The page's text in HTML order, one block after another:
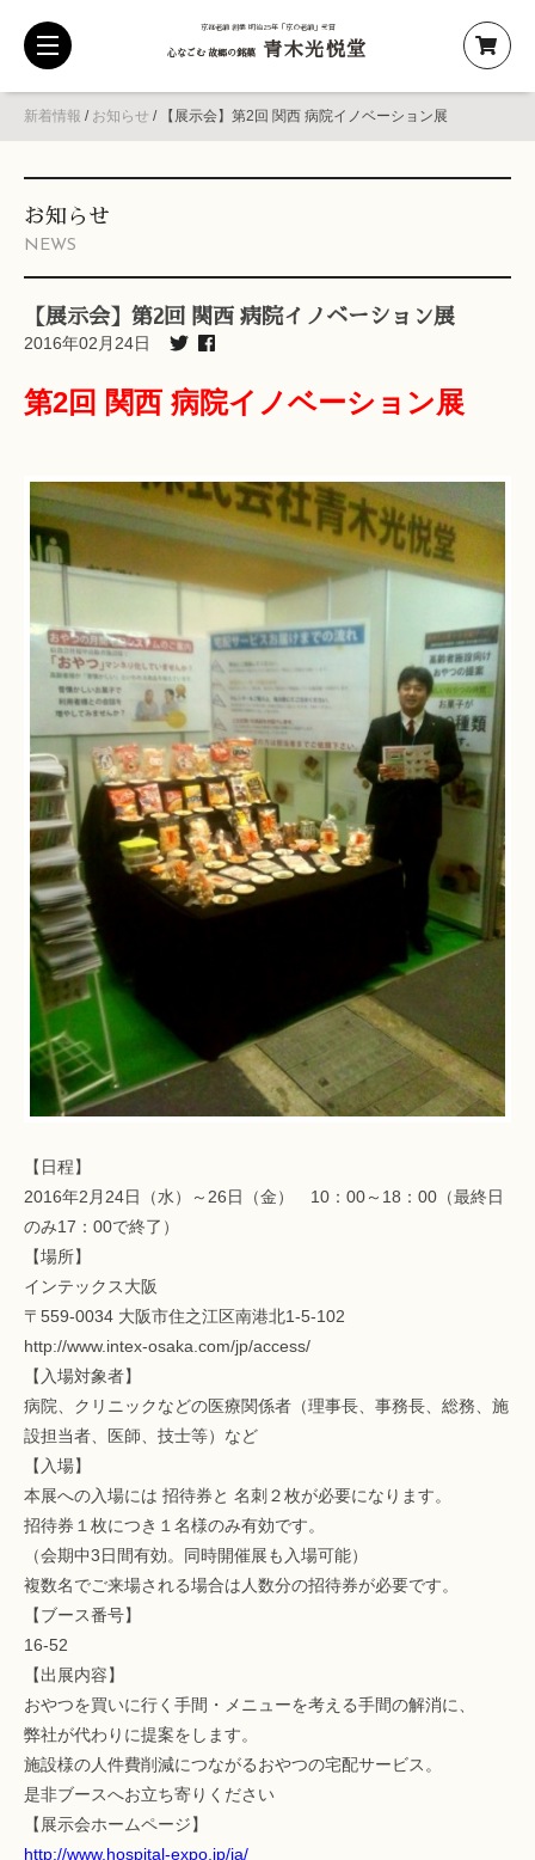
京都老舗 創業 明治25年「京の老舗」受賞
心なごむ 故郷の銘菓 青木光悦堂
toggle
navigation
新着情報 / お知らせ / 【展示会】第2回 関西 病院イノベーション展
お知らせ
NEWS
【展示会】第2回 関西 病院イノベーション展
2016年02月24日
第2回 関西 病院イノベーション展
【日程】
2016年2月24日（水）～26日（金） 10：00～18：00（最終日
のみ17：00で終了）
【場所】
インテックス大阪
〒559-0034 大阪市住之江区南港北1-5-102
http://www.intex-osaka.com/jp/access/
【入場対象者】
病院、クリニックなどの医療関係者（理事長、事務長、総務、施
設担当者、医師、技士等）など
【入場】
本展への入場には 招待券と 名刺２枚が必要になります。
招待券１枚につき１名様のみ有効です。
（会期中3日間有効。同時開催展も入場可能）
複数名でご来場される場合は人数分の招待券が必要です。
【ブース番号】
16-52
【出展内容】
おやつを買いに行く手間・メニューを考える手間の解消に、
弊社が代わりに提案をします。
施設様の人件費削減につながるおやつの宅配サービス。
是非ブースへお立ち寄りください
【展示会ホームページ】
http://www.hospital-expo.jp/ja/